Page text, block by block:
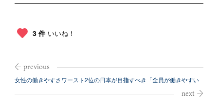
3 件 いいね！
女性の働きやすさワースト2位の日本が目指すべき「全員が働きやすい